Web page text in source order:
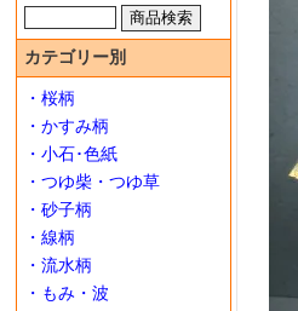
カテゴリー別
・桜柄
・かすみ柄
・小石･色紙
・つゆ柴・つゆ草
・砂子柄
・線柄
・流水柄
・もみ・波